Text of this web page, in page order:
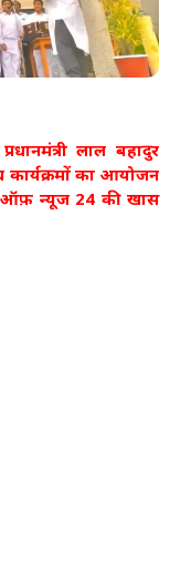
लाल बहादुर
कार्यक्रमों का आयोजन
ऑफ़ न्यूज 24 की खास